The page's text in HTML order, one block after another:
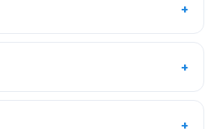
+
+
+